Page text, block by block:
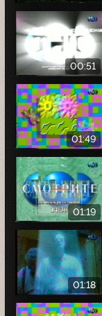
00:51
01:49
01:19
01:18